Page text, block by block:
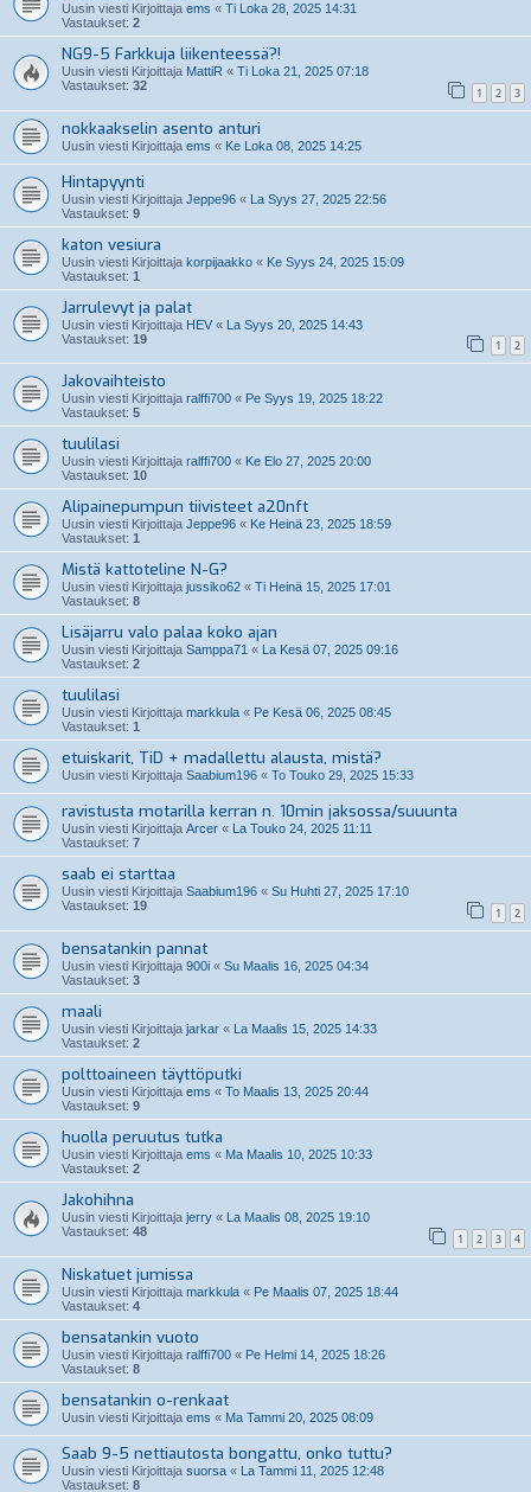
Uusin viesti Kirjoittaja ems « Ti Loka 28, 2025 14:31
Vastaukset: 2
NG9-5 Farkkuja liikenteessä?!
Uusin viesti Kirjoittaja MattiR « Ti Loka 21, 2025 07:18
Vastaukset: 32 1 2 3
nokkaakselin asento anturi
Uusin viesti Kirjoittaja ems « Ke Loka 08, 2025 14:25
Hintapyynti
Uusin viesti Kirjoittaja Jeppe96 « La Syys 27, 2025 22:56
Vastaukset: 9
katon vesiura
Uusin viesti Kirjoittaja korpijaakko « Ke Syys 24, 2025 15:09
Vastaukset: 1
Jarrulevyt ja palat
Uusin viesti Kirjoittaja HEV « La Syys 20, 2025 14:43
Vastaukset: 19 1 2
Jakovaihteisto
Uusin viesti Kirjoittaja ralffi700 « Pe Syys 19, 2025 18:22
Vastaukset: 5
tuulilasi
Uusin viesti Kirjoittaja ralffi700 « Ke Elo 27, 2025 20:00
Vastaukset: 10
Alipainepumpun tiivisteet a20nft
Uusin viesti Kirjoittaja Jeppe96 « Ke Heinä 23, 2025 18:59
Vastaukset: 1
Mistä kattoteline N-G?
Uusin viesti Kirjoittaja jussiko62 « Ti Heinä 15, 2025 17:01
Vastaukset: 8
Lisäjarru valo palaa koko ajan
Uusin viesti Kirjoittaja Samppa71 « La Kesä 07, 2025 09:16
Vastaukset: 2
tuulilasi
Uusin viesti Kirjoittaja markkula « Pe Kesä 06, 2025 08:45
Vastaukset: 1
etuiskarit, TiD + madallettu alausta, mistä?
Uusin viesti Kirjoittaja Saabium196 « To Touko 29, 2025 15:33
ravistusta motarilla kerran n. 10min jaksossa/suuunta
Uusin viesti Kirjoittaja Arcer « La Touko 24, 2025 11:11
Vastaukset: 7
saab ei starttaa
Uusin viesti Kirjoittaja Saabium196 « Su Huhti 27, 2025 17:10
Vastaukset: 19 1 2
bensatankin pannat
Uusin viesti Kirjoittaja 900i « Su Maalis 16, 2025 04:34
Vastaukset: 3
maali
Uusin viesti Kirjoittaja jarkar « La Maalis 15, 2025 14:33
Vastaukset: 2
polttoaineen täyttöputki
Uusin viesti Kirjoittaja ems « To Maalis 13, 2025 20:44
Vastaukset: 9
huolla peruutus tutka
Uusin viesti Kirjoittaja ems « Ma Maalis 10, 2025 10:33
Vastaukset: 2
Jakohihna
Uusin viesti Kirjoittaja jerry « La Maalis 08, 2025 19:10
Vastaukset: 48 1 2 3 4
Niskatuet jumissa
Uusin viesti Kirjoittaja markkula « Pe Maalis 07, 2025 18:44
Vastaukset: 4
bensatankin vuoto
Uusin viesti Kirjoittaja ralffi700 « Pe Helmi 14, 2025 18:26
Vastaukset: 8
bensatankin o-renkaat
Uusin viesti Kirjoittaja ems « Ma Tammi 20, 2025 08:09
Saab 9-5 nettiautosta bongattu, onko tuttu?
Uusin viesti Kirjoittaja suorsa « La Tammi 11, 2025 12:48
Vastaukset: 8